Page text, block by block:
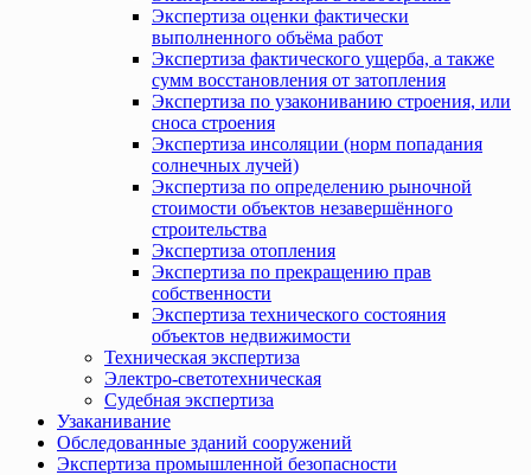
Экспертиза оценки фактически
выполненного объёма работ
Экспертиза фактического ущерба, а также
сумм восстановления от затопления
Экспертиза по узакониванию строения, или
сноса строения
Экспертиза инсоляции (норм попадания
солнечных лучей)
Экспертиза по определению рыночной
стоимости объектов незавершённого
строительства
Экспертиза отопления
Экспертиза по прекращению прав
собственности
Экспертиза технического состояния
объектов недвижимости
Техническая экспертиза
Электро-светотехническая
Судебная экспертиза
Узаканивание
Обследованные зданий сооружений
Экспертиза промышленной безопасности